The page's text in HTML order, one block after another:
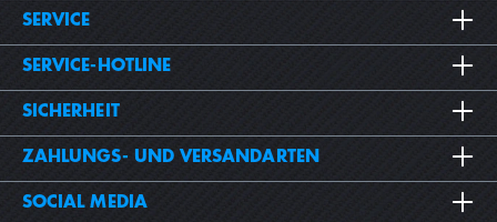
SERVICE
SERVICE-HOTLINE
SICHERHEIT
ZAHLUNGS- UND VERSANDARTEN
SOCIAL MEDIA